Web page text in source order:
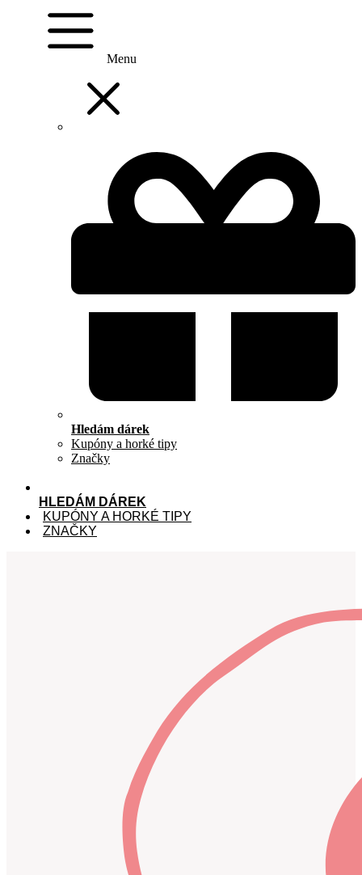
Menu
Hledám dárek
Kupóny a horké tipy
Značky
HLEDÁM DÁREK
KUPÓNY A HORKÉ TIPY
ZNAČKY